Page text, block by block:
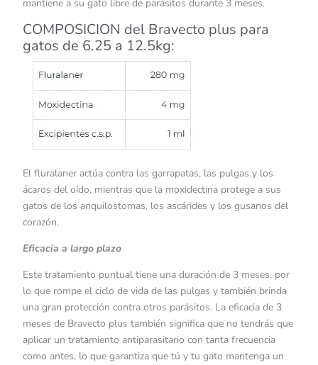
mantiene a su gato libre de parásitos durante 3 meses.
COMPOSICION del Bravecto plus para
gatos de 6.25 a 12.5kg:
El fluralaner actúa contra las garrapatas, las pulgas y los
ácaros del oído, mientras que la moxidectina protege a sus
gatos de los anquilostomas, los ascárides y los gusanos del
corazón.
Eficacia a largo plazo
Este tratamiento puntual tiene una duración de 3 meses, por
lo que rompe el ciclo de vida de las pulgas y también brinda
una gran protección contra otros parásitos. La eficacia de 3
meses de Bravecto plus también significa que no tendrás que
aplicar un tratamiento antiparasitario con tanta frecuencia
como antes, lo que garantiza que tú y tu gato mantenga un